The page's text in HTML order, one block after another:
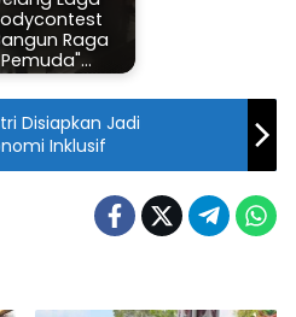
Raga
Pemuda"…
Disiapkan Jadi
Inklusif